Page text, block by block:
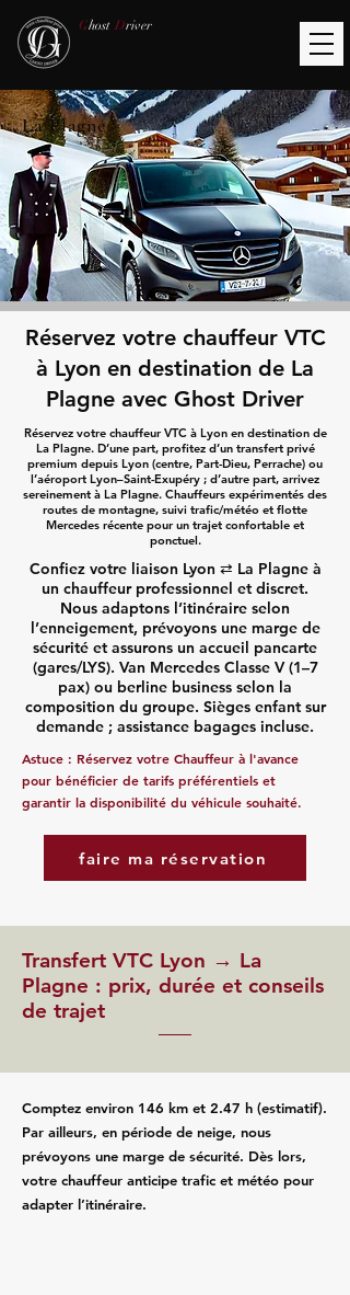
Ghost Driver
La Plagne
Réservez votre chauffeur VTC
à Lyon en destination de La
Plagne avec Ghost Driver
Réservez votre chauffeur VTC à Lyon en destination de
La Plagne. D’une part, profitez d’un transfert privé
premium depuis Lyon (centre, Part-Dieu, Perrache) ou
l’aéroport Lyon–Saint-Exupéry ; d’autre part, arrivez
sereinement à La Plagne. Chauffeurs expérimentés des
routes de montagne, suivi trafic/météo et flotte
Mercedes récente pour un trajet confortable et
ponctuel.
Confiez votre liaison Lyon ⇄ La Plagne à
un chauffeur professionnel et discret.
Nous adaptons l’itinéraire selon
l’enneigement, prévoyons une marge de
sécurité et assurons un accueil pancarte
(gares/LYS). Van Mercedes Classe V (1–7
pax) ou berline business selon la
composition du groupe. Sièges enfant sur
demande ; assistance bagages incluse.
Astuce : Réservez votre Chauffeur à l'avance
pour bénéficier de tarifs préférentiels et
garantir la disponibilité du véhicule souhaité.
faire ma réservation
Transfert VTC Lyon → La
Plagne : prix, durée et conseils
de trajet
Comptez environ 146 km et 2.47 h (estimatif).
Par ailleurs, en période de neige, nous
prévoyons une marge de sécurité. Dès lors,
votre chauffeur anticipe trafic et météo pour
adapter l’itinéraire.